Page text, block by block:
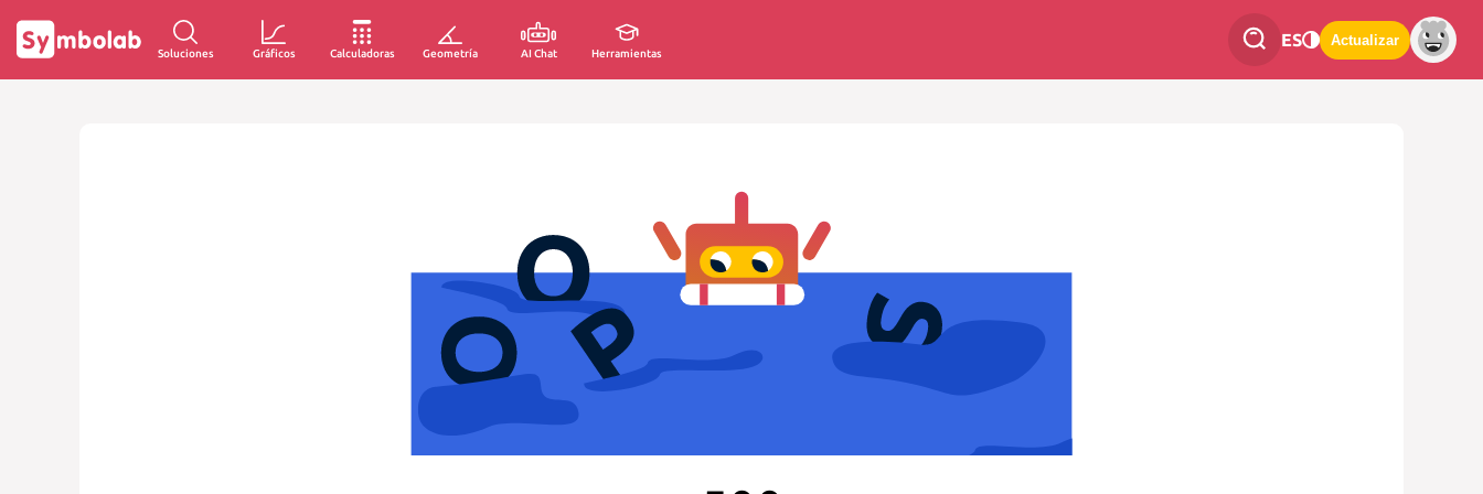
Soluciones Gráficos Calculadoras Geometría AI Chat Herramientas
ES Actualizar